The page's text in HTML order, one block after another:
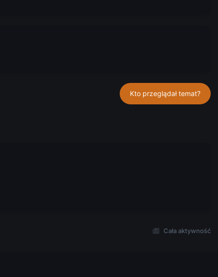
Kto przeglądał temat?
Cała aktywność